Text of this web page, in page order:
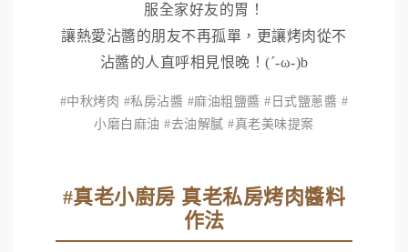
服全家好友的胃！
讓熱愛沾醬的朋友不再孤單，更讓烤肉從不
沾醬的人直呼相見恨晚！(´-ω-)b
#中秋烤肉 #私房沾醬 #麻油粗鹽醬 #日式鹽蔥醬 #
小磨白麻油 #去油解膩 #真老美味提案
#真老小廚房 真老私房烤肉醬料
作法